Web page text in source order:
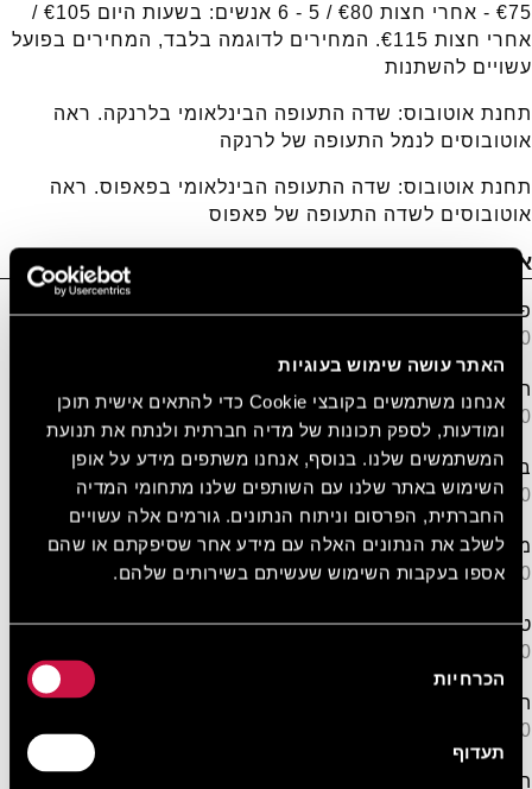
האתר עושה שימוש בעוגיות
אנחנו משתמשים בקובצי Cookie כדי להתאים אישית תוכן
ומודעות, לספק תכונות של מדיה חברתית ולנתח את תנועת
המשתמשים שלנו. בנוסף, אנחנו משתפים מידע על אופן
השימוש באתר שלנו עם השותפים שלנו מתחומי המדיה
החברתית, הפרסום וניתוח הנתונים. גורמים אלה עשויים
לשלב את הנתונים האלה עם מידע אחר שסיפקתם או שהם
אספו בעקבות השימוש שעשיתם בשירותים שלהם.
בחירת
הסכמה
הכרחיות
תעדוף
€75 - אחרי חצות €80 / 5 - 6 אנשים: בשעות היום €105 /
אחרי חצות €115. המחירים לדוגמה בלבד, המחירים בפועל
עשויים להשתנות
תחנת אוטובוס: שדה התעופה הבינלאומי בלרנקה. ראה
אוטובוסים לנמל התעופה של לרנקה
תחנת אוטובוס: שדה התעופה הבינלאומי בפאפוס. ראה
אוטובוסים לשדה התעופה של פאפוס
אטרקציות קרובות
פארק וטיילת עירונית "מולוס"
50 מטר
האוניברסיטה הטכנולוגית של קפריסין
350 מטר
בית העירייה של לימסול
350 מטר
משרד המנהל של מחוז לימסול
750 מטר
טירת לימסול - מוזיאון ימי הביניים של קפריסין
750 מטר
הנמל הישן של לימסול ונמל הדייגים
800 מטר
המרינה של לימסול